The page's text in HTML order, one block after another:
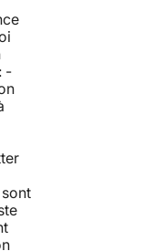
-